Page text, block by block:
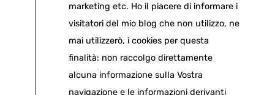
marketing etc. Ho il piacere di informare i
visitatori del mio blog che non utilizzo, ne
mai utilizzerò, i cookies per questa
finalità: non raccolgo direttamente
alcuna informazione sulla Vostra
navigazione e le informazioni derivanti